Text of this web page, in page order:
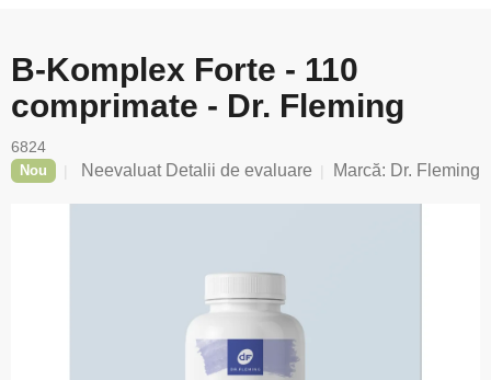
B-Komplex Forte - 110
comprimate - Dr. Fleming
6824
Nou
Evaluarea
Neevaluat Detalii de evaluare Marcă: Dr. Fleming